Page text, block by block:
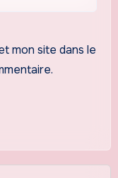
mon site dans le